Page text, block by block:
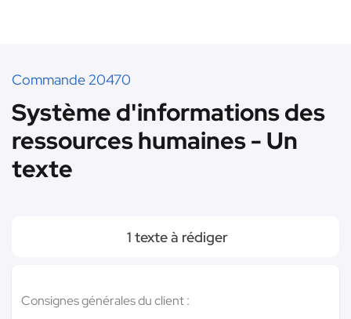
Commande 20470
Système d'informations des
ressources humaines - Un
texte
1 texte à rédiger
Consignes générales du client :